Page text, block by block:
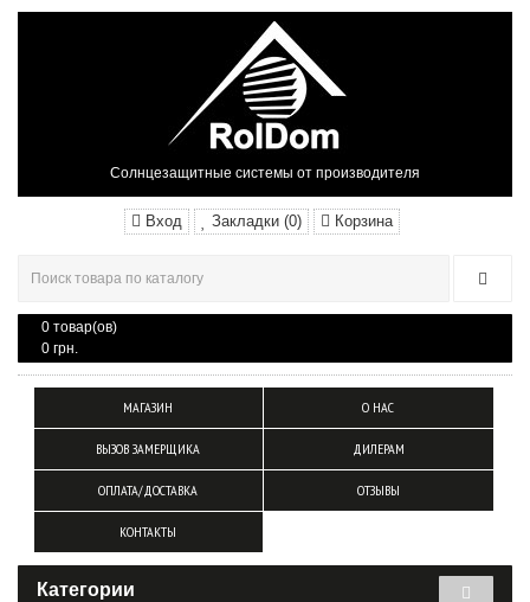
Солнцезащитные системы от производителя
Вход Закладки (0) Корзина
0 товар(ов)
0 грн.
МАГАЗИН О НАС
ВЫЗОВ ЗАМЕРЩИКА ДИЛЕРАМ
ОПЛАТА/ДОСТАВКА ОТЗЫВЫ
КОНТАКТЫ
Категории